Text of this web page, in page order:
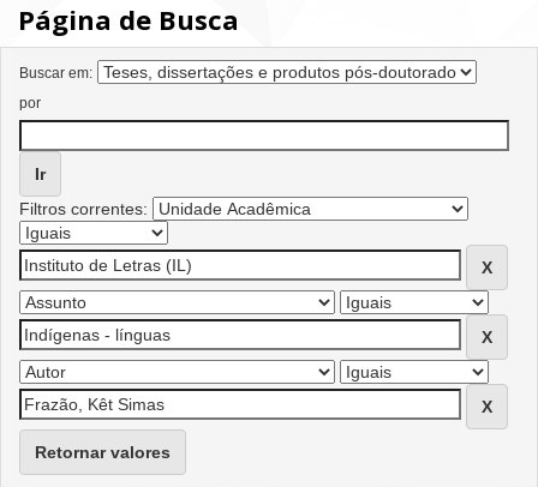
Página de Busca
Buscar em:
por
Filtros correntes:
Retornar valores